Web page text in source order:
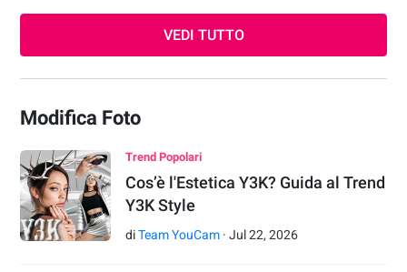
VEDI TUTTO
Modifica Foto
Trend Popolari
Cos’è l'Estetica Y3K? Guida al Trend
Y3K Style
diTeam YouCam ·Jul 22,2026